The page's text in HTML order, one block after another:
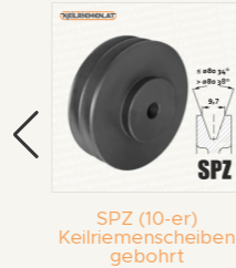
SPZ (10-er)
Keilriemenscheiben
gebohrt